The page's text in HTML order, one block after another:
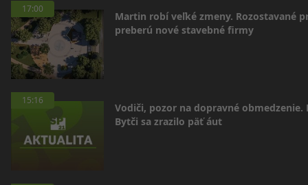
17:00
Martin robí veľké zmeny. Rozostavané
preberú nové stavebné firmy
15:16
Vodiči, pozor na dopravné obmedzenie.
Bytči sa zrazilo päť áut